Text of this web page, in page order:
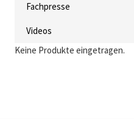
Fachpresse
Videos
Keine Produkte eingetragen.